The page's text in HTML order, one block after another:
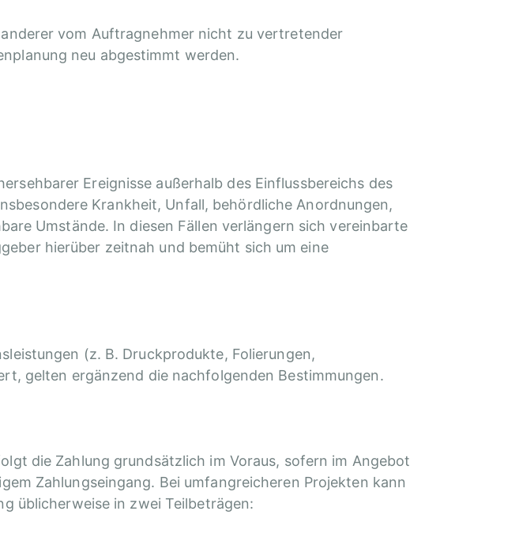
vom Auftragnehmer nicht zu vertretender
neu abgestimmt werden.
Ereignisse außerhalb des Einflussbereichs des
Krankheit, Unfall, behördliche Anordnungen,
Umstände. In diesen Fällen verlängern sich vereinbarte
hierüber zeitnah und bemüht sich um eine
(z. B. Druckprodukte, Folierungen,
gelten ergänzend die nachfolgenden Bestimmungen.
die Zahlung grundsätzlich im Voraus, sofern im Angebot
Zahlungseingang. Bei umfangreicheren Projekten kann
üblicherweise in zwei Teilbeträgen: